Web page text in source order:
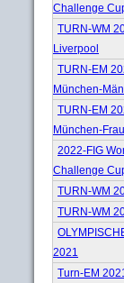
Challenge
TURN-WM
Liverpool
TURN-EM
München-
TURN-EM
München-
2022-FIG
Challenge
TURN-WM
TURN-WM
2021
Turn-EM